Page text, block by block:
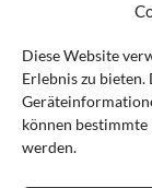
Diese Website
Erlebnis zu
können
werden.
Mein
Cookie-